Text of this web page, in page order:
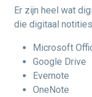
Er zijn heel wat
die digitaal
Microsoft
Google Drive
Evernote
OneNote